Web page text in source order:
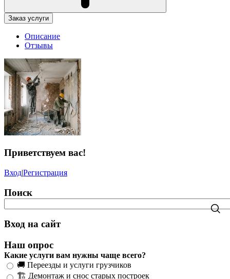
Заказ услуги
Описание
Отзывы
Приветствуем вас!
Вход|Регистрация
Поиск
Вход на сайт
Наш опрос
Какие услуги вам нужны чаще всего?
🚚 Переезды и услуги грузчиков
🏗️ Демонтаж и снос старых построек